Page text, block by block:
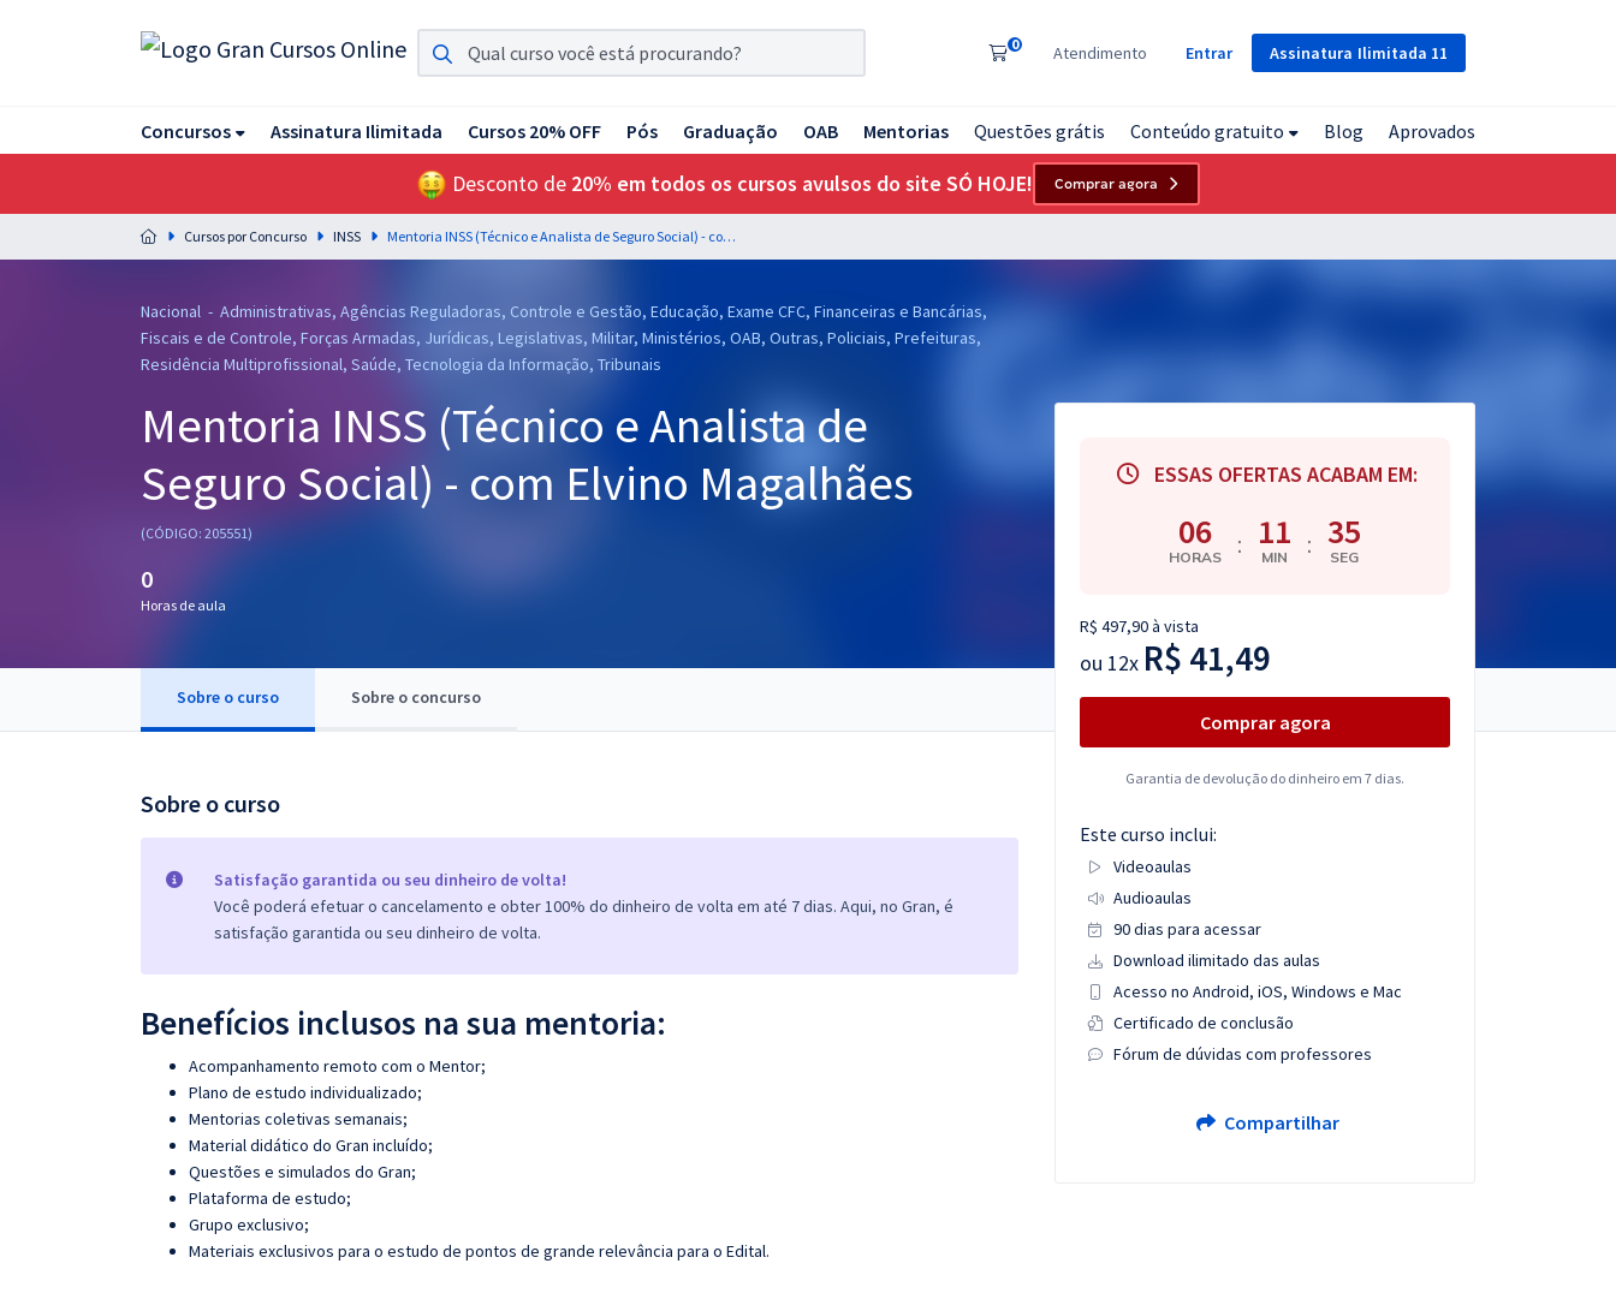
Assinatura Ilimitada 11
0 Atendimento Entrar
Concursos Assinatura Ilimitada Cursos 20% OFF Pós Graduação OAB Mentorias Questões grátis Conteúdo gratuito Blog Aprovados
Acesso a todos os cursos. Teste grátis por 7 dias!
Acesso ilimitado a toda preparação para o Exame da
Ordem, até você passar!
Residências Multiprofissionais
Preparação completa e intensiva para as principais
residências em saúde do Brasil
Assinatura Ilimitada
OAB
Conteúdo gratuito
Desconto de 20% em todos os cursos avulsos do site SÓ HOJE! Comprar agora
Cursos por Concurso INSS Mentoria INSS (Técnico e Analista de Seguro Social) - com Elvino Magalhães
Nacional - Administrativas, Agências Reguladoras, Controle e Gestão, Educação, Exame CFC, Financeiras e Bancárias,
Fiscais e de Controle, Forças Armadas, Jurídicas, Legislativas, Militar, Ministérios, OAB, Outras, Policiais, Prefeituras,
Residência Multiprofissional, Saúde, Tecnologia da Informação, Tribunais
Mentoria INSS (Técnico e Analista de
Seguro Social) - com Elvino Magalhães
(CÓDIGO: 205551)
0
Horas de aula
Sobre o curso Sobre o concurso
Sobre o curso
Satisfação garantida ou seu dinheiro de volta!
Você poderá efetuar o cancelamento e obter 100% do dinheiro de volta em até 7 dias. Aqui, no Gran, é
satisfação garantida ou seu dinheiro de volta.
Benefícios inclusos na sua mentoria:
Acompanhamento remoto com o Mentor;
Plano de estudo individualizado;
Mentorias coletivas semanais;
Material didático do Gran incluído;
Questões e simulados do Gran;
Plataforma de estudo;
Grupo exclusivo;
Materiais exclusivos para o estudo de pontos de grande relevância para o Edital.
ESSAS OFERTAS ACABAM EM:
06
HORAS : 11
MIN : 34
SEG
R$ 497,90 à vista
ou 12x R$ 41,49
Comprar agora
Garantia de devolução do dinheiro em 7 dias.
Este curso inclui:
Videoaulas
Audioaulas
90 dias para acessar
Download ilimitado das aulas
Acesso no Android, iOS, Windows e Mac
Certificado de conclusão
Fórum de dúvidas com professores
Compartilhar